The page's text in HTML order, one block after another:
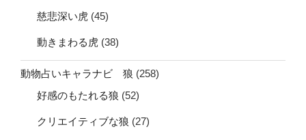
慈悲深い虎 (45)
動きまわる虎 (38)
動物占いキャラナビ 狼 (258)
好感のもたれる狼 (52)
クリエイティブな狼 (27)